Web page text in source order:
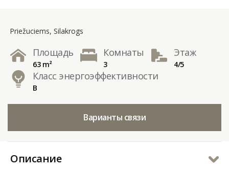
Priežuciems, Silakrogs
Площадь
63 m²
Комнаты
3
Этаж
4/5
Класс энергоэффективности
B
Варианты связи
Описание